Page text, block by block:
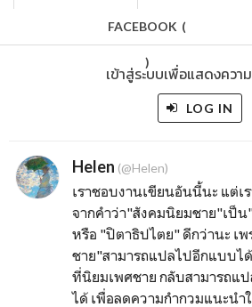
FACEBOOK (
)
เข้าสู่ระบบเพื่อแสดงควา
LOG IN
Helen (@Helen)
เราชอบงานเขียนอันนี้นะ แต่เ
จากคำว่า"สังคมนิยมชาย"เป็
หรือ "ปิตาธิปไตย" ดีกว่านะ เพ
ชาย"สามารถแปลไปอีกแบบไ
ที่นิยมเพศชาย กลับสามารถแ
ได้ เพื่อลดความกำกวมแนะน